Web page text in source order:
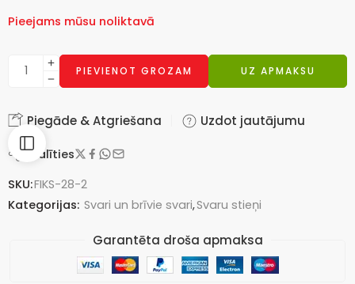
Pieejams mūsu noliktavā
PIEVIENOT GROZAM UZ APMAKSU
Piegāde & Atgriešana Uzdot jautājumu
Dalīties
SKU:FIKS-28-2
Kategorijas: Svari un brīvie svari,Svaru stieņi
Garantēta droša apmaksa